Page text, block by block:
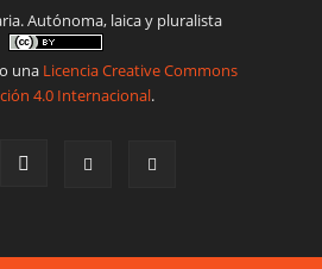
Autónoma, laica y pluralista
una Licencia Creative Commons
4.0 Internacional.